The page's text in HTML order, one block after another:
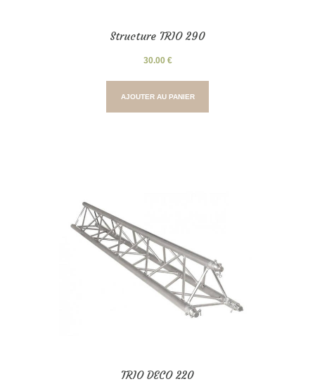
Structure TRIO 290
30.00 €
AJOUTER AU PANIER
TRIO DECO 220